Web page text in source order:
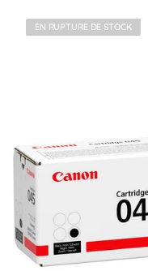
EN RUPTURE DE STOCK